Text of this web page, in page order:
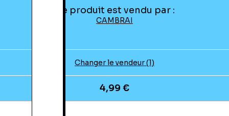
Ce produit est vendu par :
CAMBRAI
Changer le vendeur (1)
4,99 €